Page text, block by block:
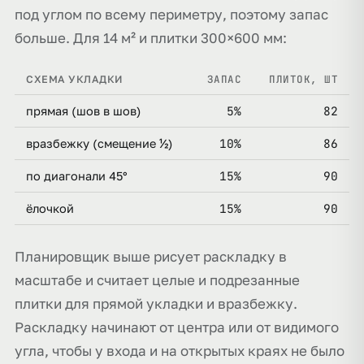
под углом по всему периметру, поэтому запас
больше. Для 14 м² и плитки 300×600 мм:
СХЕМА УКЛАДКИ ЗАПАС ПЛИТОК, ШТ
прямая (шов в шов) 5% 82
вразбежку (смещение ½) 10% 86
по диагонали 45° 15% 90
ёлочкой 15% 90
Планировщик выше рисует раскладку в
масштабе и считает целые и подрезанные
плитки для прямой укладки и вразбежку.
Раскладку начинают от центра или от видимого
угла, чтобы у входа и на открытых краях не было